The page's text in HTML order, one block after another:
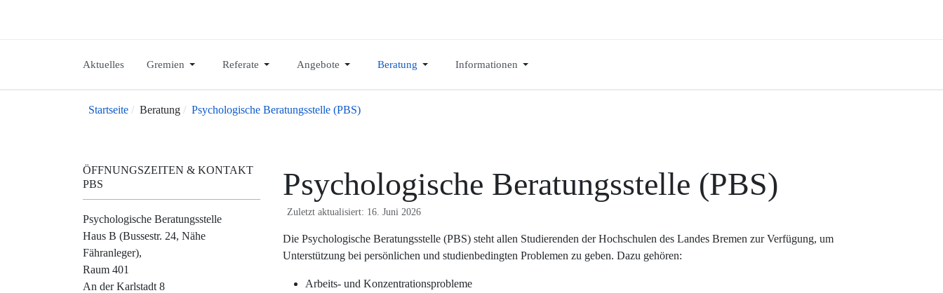
Aktuelles Gremien Referate Angebote Beratung Informationen
Startseite Beratung Psychologische Beratungsstelle (PBS)
Psychologische Beratungsstelle (PBS)
Zuletzt aktualisiert: 16. Juni 2026
Die Psychologische Beratungsstelle (PBS) steht allen Studierenden der Hochschulen des Landes Bremen zur Verfügung, um
Unterstützung bei persönlichen und studienbedingten Problemen zu geben. Dazu gehören:
Arbeits- und Konzentrationsprobleme
ÖFFNUNGSZEITEN & KONTAKT
PBS
Psychologische Beratungsstelle
Haus B (Bussestr. 24, Nähe
Fähranleger),
Raum 401
An der Karlstadt 8